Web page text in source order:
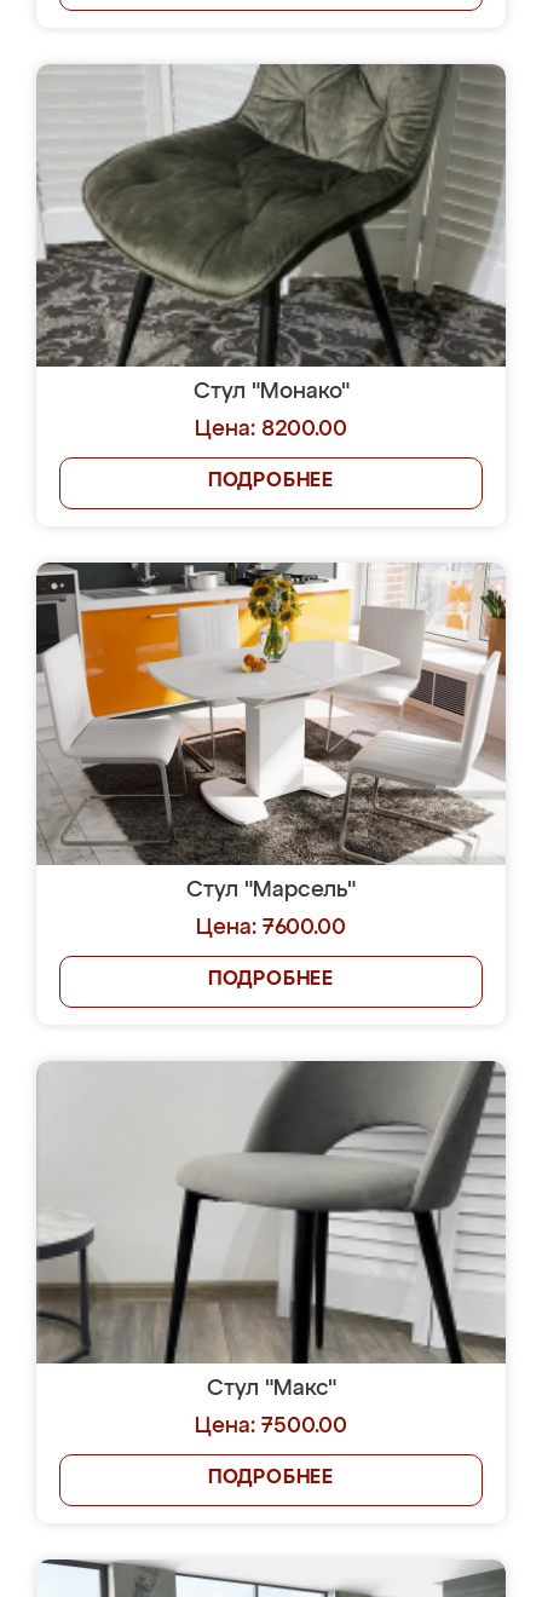
Стул "Монако"
Цена: 8200.00
ПОДРОБНЕЕ
Стул "Марсель"
Цена: 7600.00
ПОДРОБНЕЕ
Стул "Макс"
Цена: 7500.00
ПОДРОБНЕЕ